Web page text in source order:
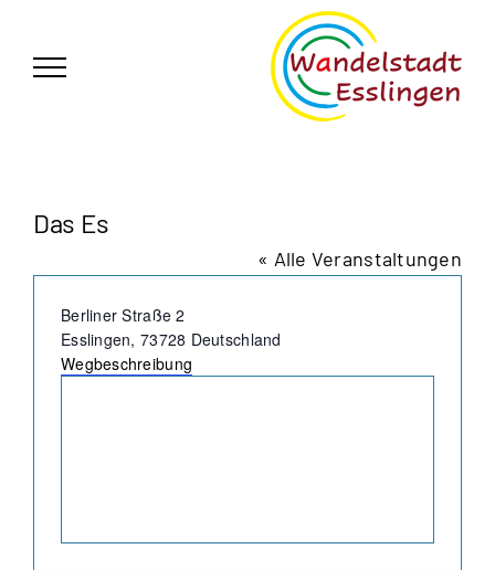
springen
Das Es
« Alle Veranstaltungen
Adresse
Berliner Straße 2
Esslingen, 73728 Deutschland
Wegbeschreibung